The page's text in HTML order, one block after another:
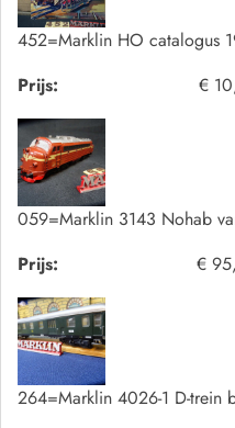
452=Marklin HO catalogus
Prijs:
€
059=Marklin 3143 Nohab
Prijs:
€
264=Marklin 4026-1 D-trein